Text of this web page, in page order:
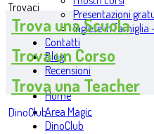
Presentazioni
Inglese in famiglia
Contatti
Blog
Recensioni
Home
Area Magic
DinoClub
Trovaci
Trova una Scuola
Trova un Corso
Trova una Teacher
DinoClub